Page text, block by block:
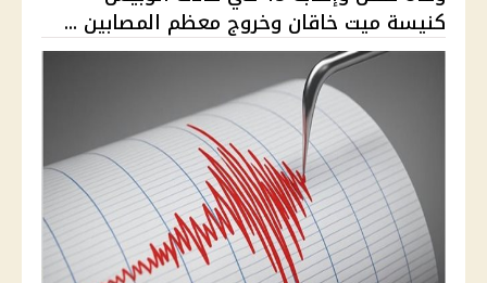
كنيسة ميت خاقان وخروج معظم المصابين ...